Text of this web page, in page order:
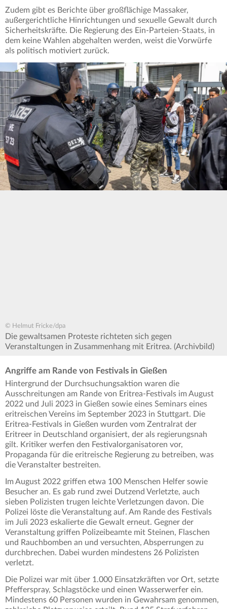
Zudem gibt es Berichte über großflächige Massaker,
außergerichtliche Hinrichtungen und sexuelle Gewalt durch
Sicherheitskräfte. Die Regierung des Ein-Parteien-Staats, in
dem keine Wahlen abgehalten werden, weist die Vorwürfe
als politisch motiviert zurück.
© Helmut Fricke/dpa
Die gewaltsamen Proteste richteten sich gegen
Veranstaltungen in Zusammenhang mit Eritrea. (Archivbild)
Angriffe am Rande von Festivals in Gießen
Hintergrund der Durchsuchungsaktion waren die
Ausschreitungen am Rande von Eritrea-Festivals im August
2022 und Juli 2023 in Gießen sowie eines Seminars eines
eritreischen Vereins im September 2023 in Stuttgart. Die
Eritrea-Festivals in Gießen wurden vom Zentralrat der
Eritreer in Deutschland organisiert, der als regierungsnah
gilt. Kritiker werfen den Festivalorganisatoren vor,
Propaganda für die eritreische Regierung zu betreiben, was
die Veranstalter bestreiten.
Im August 2022 griffen etwa 100 Menschen Helfer sowie
Besucher an. Es gab rund zwei Dutzend Verletzte, auch
sieben Polizisten trugen leichte Verletzungen davon. Die
Polizei löste die Veranstaltung auf. Am Rande des Festivals
im Juli 2023 eskalierte die Gewalt erneut. Gegner der
Veranstaltung griffen Polizeibeamte mit Steinen, Flaschen
und Rauchbomben an und versuchten, Absperrungen zu
durchbrechen. Dabei wurden mindestens 26 Polizisten
verletzt.
Die Polizei war mit über 1.000 Einsatzkräften vor Ort, setzte
Pfefferspray, Schlagstöcke und einen Wasserwerfer ein.
Mindestens 60 Personen wurden in Gewahrsam genommen,